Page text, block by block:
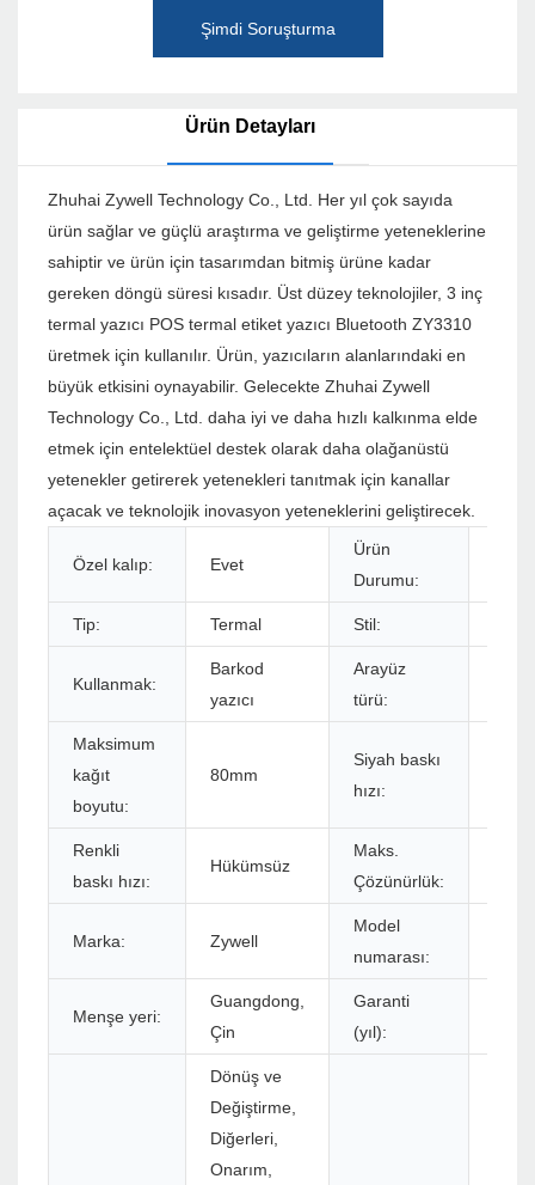
Şimdi Soruşturma
Ürün Detayları
Zhuhai Zywell Technology Co., Ltd. Her yıl çok sayıda
ürün sağlar ve güçlü araştırma ve geliştirme yeteneklerine
sahiptir ve ürün için tasarımdan bitmiş ürüne kadar
gereken döngü süresi kısadır. Üst düzey teknolojiler, 3 inç
termal yazıcı POS termal etiket yazıcı Bluetooth ZY3310
üretmek için kullanılır. Ürün, yazıcıların alanlarındaki en
büyük etkisini oynayabilir. Gelecekte Zhuhai Zywell
Technology Co., Ltd. daha iyi ve daha hızlı kalkınma elde
etmek için entelektüel destek olarak daha olağanüstü
yetenekler getirerek yetenekleri tanıtmak için kanallar
açacak ve teknolojik inovasyon yeteneklerini geliştirecek.
Özel kalıp: Evet
Ürün
Durumu:
Tip: Termal Stil:
Kullanmak:
Barkod
yazıcı
Arayüz
türü:
Maksimum
kağıt
boyutu:
80mm
Siyah baskı
hızı:
Renkli
baskı hızı:
Hükümsüz
Maks.
Çözünürlük:
Marka: Zywell
Model
numarası:
Menşe yeri:
Guangdong,
Çin
Garanti
(yıl):
Dönüş ve
Değiştirme,
Diğerleri,
Onarım,